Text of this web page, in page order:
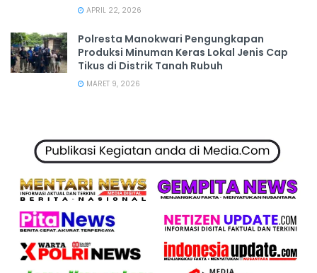
APRIL 22, 2026
Polresta Manokwari Pengungkapan
Produksi Minuman Keras Lokal Jenis Cap
Tikus di Distrik Tanah Rubuh
MARET 9, 2026